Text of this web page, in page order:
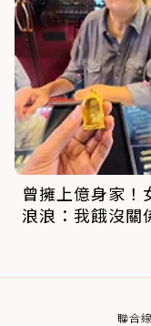
曾擁上億身家！
浪浪：我餓沒關
聯合